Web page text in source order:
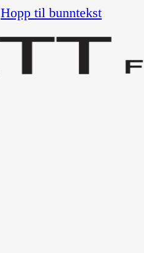
Hopp til bunntekst